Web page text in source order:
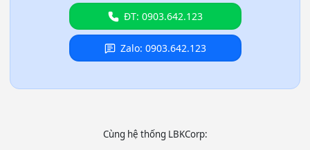
ĐT: 0903.642.123
Zalo: 0903.642.123
Cùng hệ thống LBKCorp: